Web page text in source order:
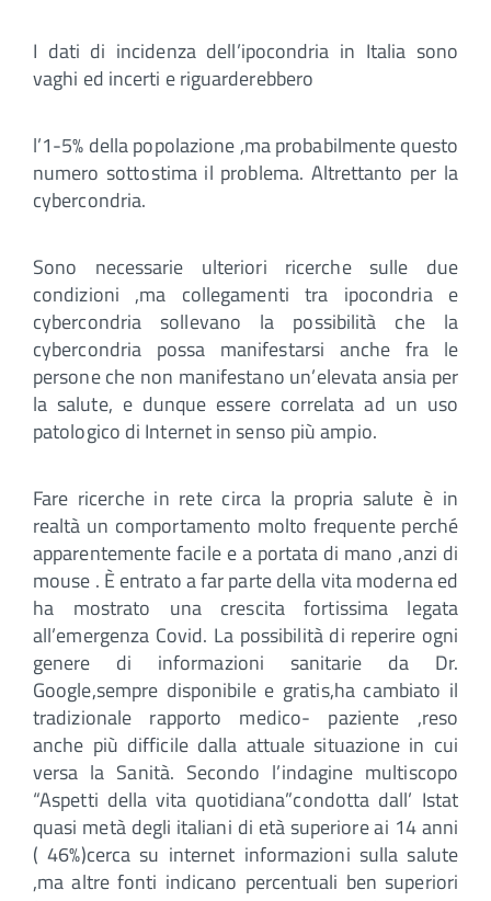
I dati di incidenza dell’ipocondria in Italia sono
vaghi ed incerti e riguarderebbero
l’1-5% della popolazione ,ma probabilmente questo
numero sottostima il problema. Altrettanto per la
cybercondria.
Sono necessarie ulteriori ricerche sulle due
condizioni ,ma collegamenti tra ipocondria e
cybercondria sollevano la possibilità che la
cybercondria possa manifestarsi anche fra le
persone che non manifestano un’elevata ansia per
la salute, e dunque essere correlata ad un uso
patologico di Internet in senso più ampio.
Fare ricerche in rete circa la propria salute è in
realtà un comportamento molto frequente perché
apparentemente facile e a portata di mano ,anzi di
mouse . È entrato a far parte della vita moderna ed
ha mostrato una crescita fortissima legata
all’emergenza Covid. La possibilità di reperire ogni
genere di informazioni sanitarie da Dr.
Google,sempre disponibile e gratis,ha cambiato il
tradizionale rapporto medico- paziente ,reso
anche più difficile dalla attuale situazione in cui
versa la Sanità. Secondo l’indagine multiscopo
“Aspetti della vita quotidiana”condotta dall’ Istat
quasi metà degli italiani di età superiore ai 14 anni
( 46%)cerca su internet informazioni sulla salute
,ma altre fonti indicano percentuali ben superiori